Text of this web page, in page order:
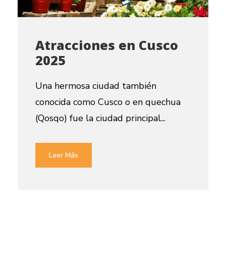
Atracciones en Cusco
2025
Una hermosa ciudad también
conocida como Cusco o en quechua
(Qosqo) fue la ciudad principal...
Leer Más